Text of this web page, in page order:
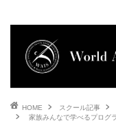
HOME スクール記事
家族みんなで学べるプログ